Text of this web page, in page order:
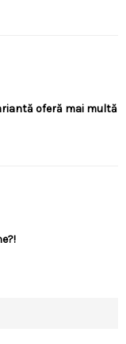
oferă mai multă